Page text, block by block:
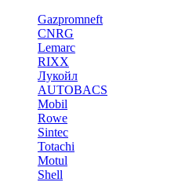
Gazpromneft
CNRG
Lemarc
RIXX
Лукойл
AUTOBACS
Mobil
Rowe
Sintec
Totachi
Motul
Shell